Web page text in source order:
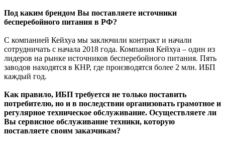
Под каким брендом Вы поставляете источники
бесперебойного питания в РФ?
С компанией Кейхуа мы заключили контракт и начали
сотрудничать с начала 2018 года. Компания Кейхуа – один из
лидеров на рынке источников бесперебойного питания. Пять
заводов находятся в КНР, где производятся более 2 млн. ИБП
каждый год.
Как правило, ИБП требуется не только поставить
потребителю, но и в последствии организовать грамотное и
регулярное техническое обслуживание. Осуществляете ли
Вы сервисное обслуживание техники, которую
поставляете своим заказчикам?